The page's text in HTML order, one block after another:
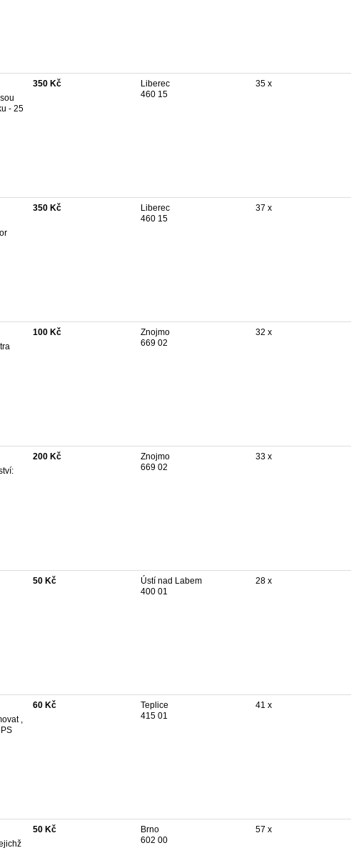
- 25
350 Kč
Liberec
460 15
35 x
350 Kč
Liberec
460 15
37 x
100 Kč
Znojmo
669 02
32 x
200 Kč
Znojmo
669 02
33 x
50 Kč
Ústí nad Labem
400 01
28 x
,
60 Kč
Teplice
415 01
41 x
50 Kč
Brno
602 00
57 x